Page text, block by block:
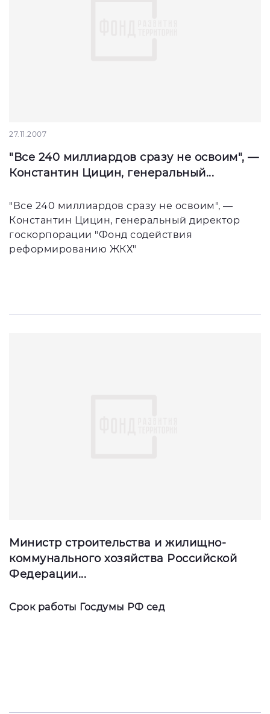
27.11.2007
"Все 240 миллиардов сразу не освоим", —
Константин Цицин, генеральный...
"Все 240 миллиардов сразу не освоим", —
Константин Цицин, генеральный директор
госкорпорации "Фонд содействия
реформированию ЖКХ"
Министр строительства и жилищно-
коммунального хозяйства Российской
Федерации...
Срок работы Госдумы РФ сед